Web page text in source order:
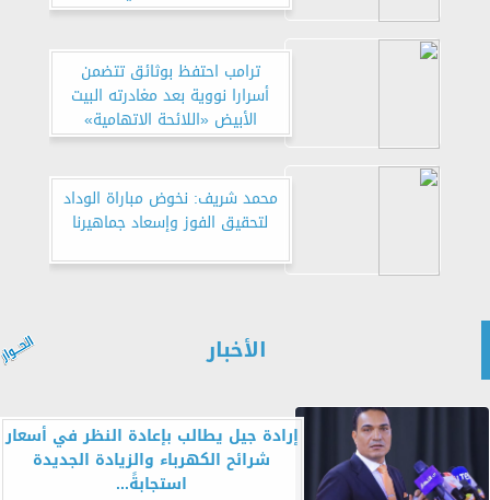
ترامب احتفظ بوثائق تتضمن
أسرارا نووية بعد مغادرته البيت
الأبيض «اللائحة الاتهامية»
محمد شريف: نخوض مباراة الوداد
لتحقيق الفوز وإسعاد جماهيرنا
الأخبار
إرادة جيل يطالب بإعادة النظر في أسعار
شرائح الكهرباء والزيادة الجديدة
استجابةً...